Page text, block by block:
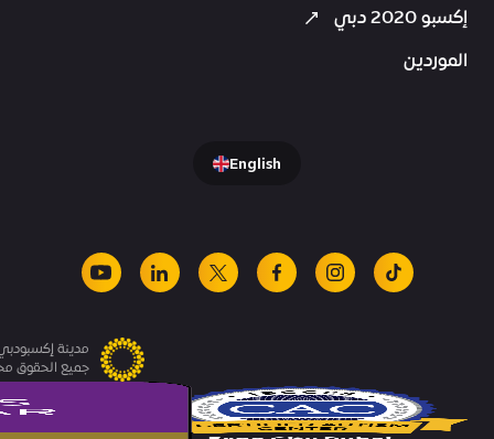
إكسبو 2020 دبي
الموردين
English
tiktok
instagram
facebook
x
linkedin
youtube
مدينة
جميع الحقوق